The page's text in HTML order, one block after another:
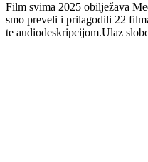
nebo”
Film svima 2025 obilježava
smo preveli i prilagodili 22
te audiodeskripcijom.Ulaz